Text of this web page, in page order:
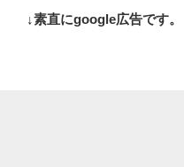
↓素直にgoogle広告です。